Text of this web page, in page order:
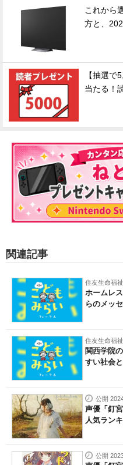
これから
方と、
【抽選で
当たる！
関連記事
住友生命福
ホームレ
らのメッ
住友生命福
関西学院
すい社会
公開
声優「釘
人気ラン
公開